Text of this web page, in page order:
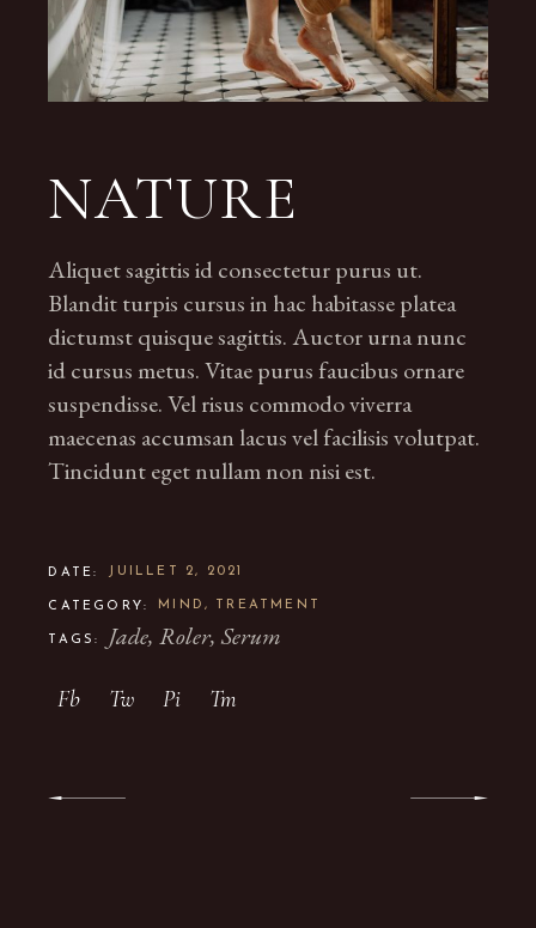
NATURE
Aliquet sagittis id consectetur purus ut.
Blandit turpis cursus in hac habitasse platea
dictumst quisque sagittis. Auctor urna nunc
id cursus metus. Vitae purus faucibus ornare
suspendisse. Vel risus commodo viverra
maecenas accumsan lacus vel facilisis volutpat.
Tincidunt eget nullam non nisi est.
DATE: JUILLET 2, 2021
CATEGORY: MIND TREATMENT
TAGS: Jade Roler Serum
Fb Tw Pi Tm